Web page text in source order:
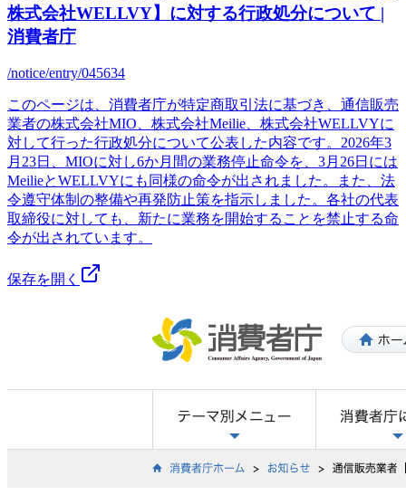
株式会社WELLVY】に対する行政処分について |
消費者庁
/notice/entry/045634
このページは、消費者庁が特定商取引法に基づき、通信販売
業者の株式会社MIO、株式会社Meilie、株式会社WELLVYに
対して行った行政処分について公表した内容です。2026年3
月23日、MIOに対し6か月間の業務停止命令を、3月26日には
MeilieとWELLVYにも同様の命令が出されました。また、法
令遵守体制の整備や再発防止策を指示しました。各社の代表
取締役に対しても、新たに業務を開始することを禁止する命
令が出されています。
保存を開く